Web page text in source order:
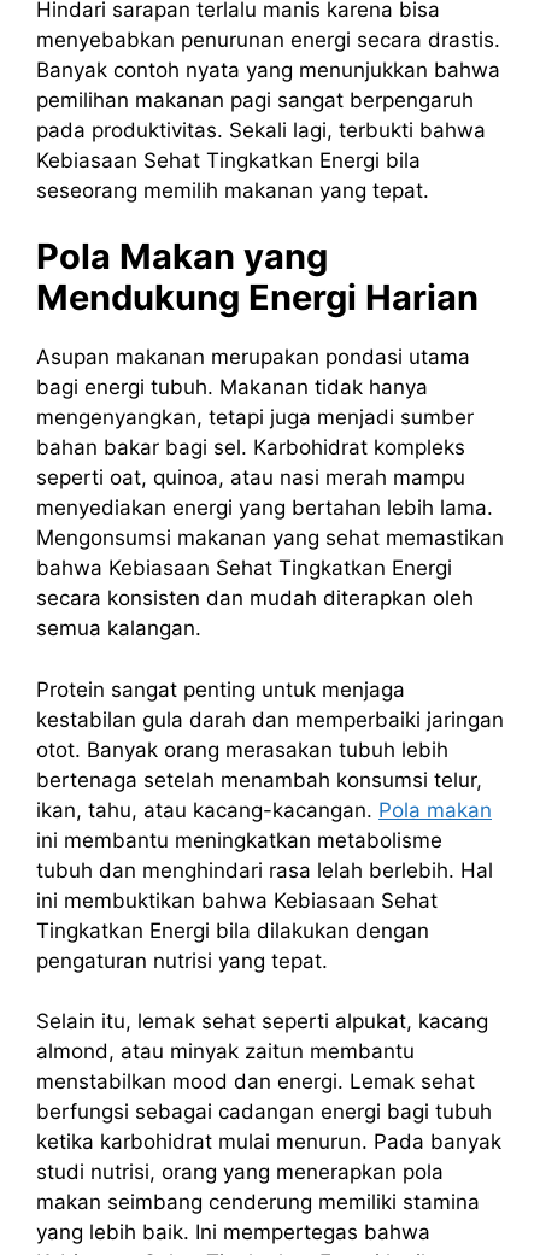
Hindari sarapan terlalu manis karena bisa
menyebabkan penurunan energi secara drastis.
Banyak contoh nyata yang menunjukkan bahwa
pemilihan makanan pagi sangat berpengaruh
pada produktivitas. Sekali lagi, terbukti bahwa
Kebiasaan Sehat Tingkatkan Energi bila
seseorang memilih makanan yang tepat.
Pola Makan yang
Mendukung Energi Harian
Asupan makanan merupakan pondasi utama
bagi energi tubuh. Makanan tidak hanya
mengenyangkan, tetapi juga menjadi sumber
bahan bakar bagi sel. Karbohidrat kompleks
seperti oat, quinoa, atau nasi merah mampu
menyediakan energi yang bertahan lebih lama.
Mengonsumsi makanan yang sehat memastikan
bahwa Kebiasaan Sehat Tingkatkan Energi
secara konsisten dan mudah diterapkan oleh
semua kalangan.
Protein sangat penting untuk menjaga
kestabilan gula darah dan memperbaiki jaringan
otot. Banyak orang merasakan tubuh lebih
bertenaga setelah menambah konsumsi telur,
ikan, tahu, atau kacang-kacangan. Pola makan
ini membantu meningkatkan metabolisme
tubuh dan menghindari rasa lelah berlebih. Hal
ini membuktikan bahwa Kebiasaan Sehat
Tingkatkan Energi bila dilakukan dengan
pengaturan nutrisi yang tepat.
Selain itu, lemak sehat seperti alpukat, kacang
almond, atau minyak zaitun membantu
menstabilkan mood dan energi. Lemak sehat
berfungsi sebagai cadangan energi bagi tubuh
ketika karbohidrat mulai menurun. Pada banyak
studi nutrisi, orang yang menerapkan pola
makan seimbang cenderung memiliki stamina
yang lebih baik. Ini mempertegas bahwa